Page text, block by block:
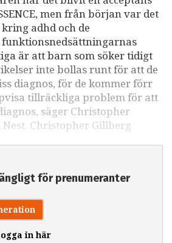
men från början var det
adhd och de
är att barn som söker tidigt
inte bollas runt för att de
diagnos, för de kommer förr
tillräckliga problem för att
säger Christopher
Christopher Gillberg
för prenumeranter
in här